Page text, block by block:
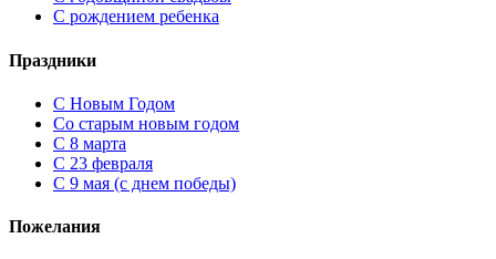
С рождением ребенка
Праздники
C Новым Годом
Cо старым новым годом
С 8 марта
С 23 февраля
С 9 мая (с днем победы)
Пожелания